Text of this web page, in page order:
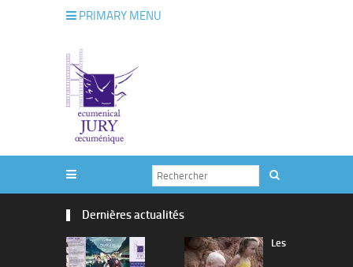
PRIMARY MENU
Dernières actualités
Les